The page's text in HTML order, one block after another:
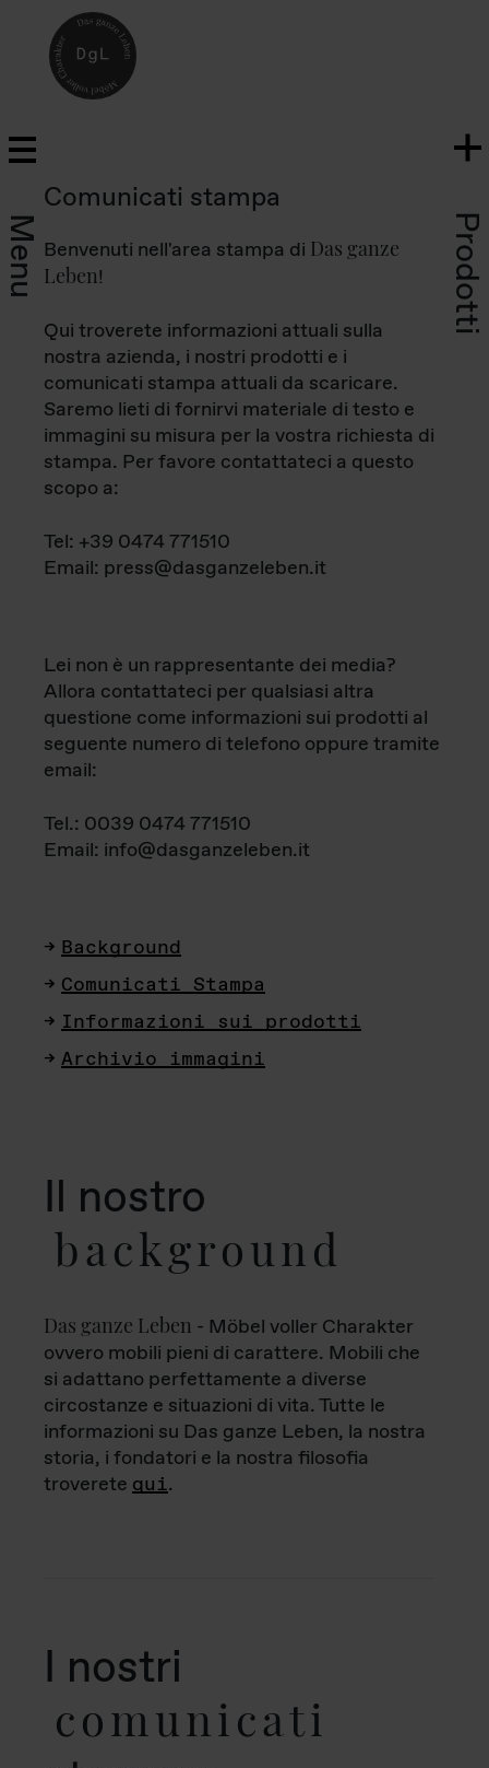
Menu Prodotti
Comunicati stampa
Benvenuti nell'area stampa di Das ganze
Leben!
Qui troverete informazioni attuali sulla
nostra azienda, i nostri prodotti e i
comunicati stampa attuali da scaricare.
Saremo lieti di fornirvi materiale di testo e
immagini su misura per la vostra richiesta di
stampa. Per favore contattateci a questo
scopo a:
Tel: +39 0474 771510
Email: press@dasganzeleben.it
Lei non è un rappresentante dei media?
Allora contattateci per qualsiasi altra
questione come informazioni sui prodotti al
seguente numero di telefono oppure tramite
email:
Tel.: 0039 0474 771510
Email: info@dasganzeleben.it
Background
Comunicati Stampa
Informazioni sui prodotti
Archivio immagini
Il nostro
background
Das ganze Leben - Möbel voller Charakter
ovvero mobili pieni di carattere. Mobili che
si adattano perfettamente a diverse
circostanze e situazioni di vita. Tutte le
informazioni su Das ganze Leben, la nostra
storia, i fondatori e la nostra filosofia
troverete qui.
I nostri
comunicati